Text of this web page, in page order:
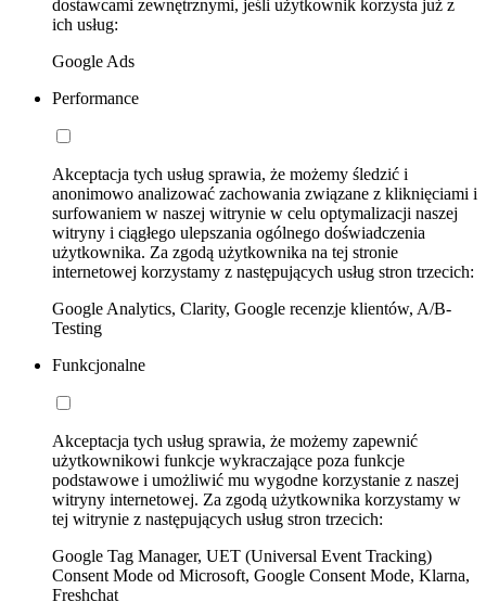
dostawcami zewnętrznymi, jeśli użytkownik korzysta już z
ich usług:
Google Ads
Performance
Akceptacja tych usług sprawia, że możemy śledzić i
anonimowo analizować zachowania związane z kliknięciami i
surfowaniem w naszej witrynie w celu optymalizacji naszej
witryny i ciągłego ulepszania ogólnego doświadczenia
użytkownika. Za zgodą użytkownika na tej stronie
internetowej korzystamy z następujących usług stron trzecich:
Google Analytics, Clarity, Google recenzje klientów, A/B-
Testing
Funkcjonalne
Akceptacja tych usług sprawia, że możemy zapewnić
użytkownikowi funkcje wykraczające poza funkcje
podstawowe i umożliwić mu wygodne korzystanie z naszej
witryny internetowej. Za zgodą użytkownika korzystamy w
tej witrynie z następujących usług stron trzecich:
Google Tag Manager, UET (Universal Event Tracking)
Consent Mode od Microsoft, Google Consent Mode, Klarna,
Freshchat